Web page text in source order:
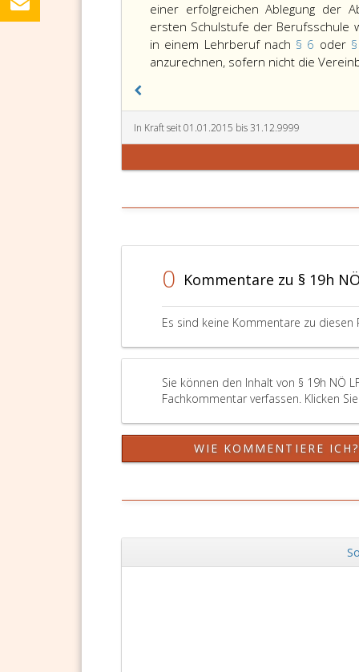
einer erfolgreichen Ablegung der
ersten Schulstufe der Berufsschule
in einem Lehrberuf nach § 6 oder
anzurechnen, sofern nicht die
In Kraft seit 01.01.2015 bis 31.12.9999
0 Kommentare zu § 19h
Es sind keine Kommentare zu diesen
Sie können den Inhalt von § 19h NÖ
Fachkommentar verfassen. Klicken
WIE KOMMENTIERE ICH?